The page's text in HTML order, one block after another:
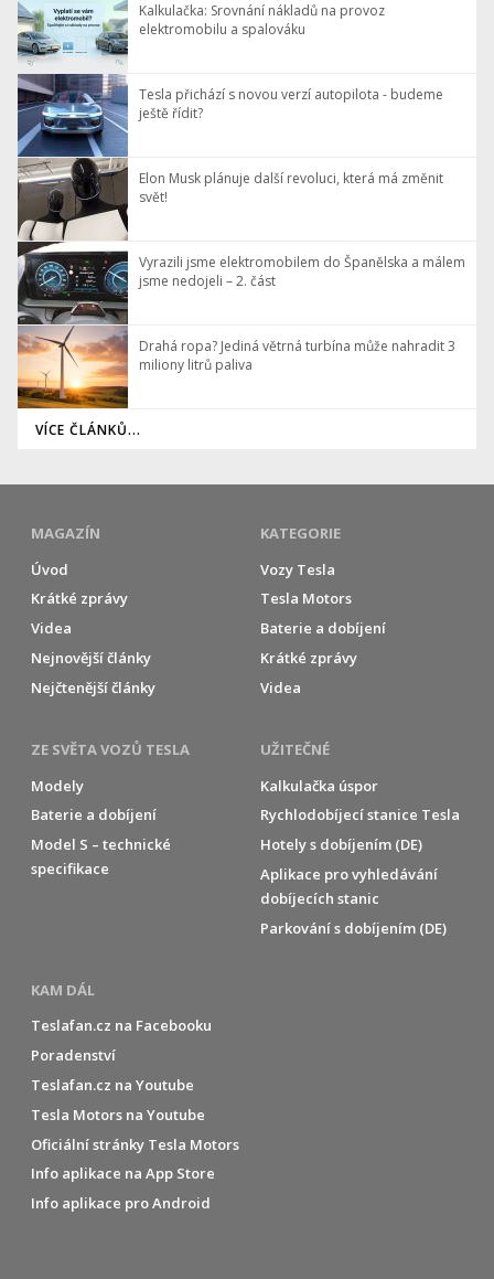
Kalkulačka: Srovnání nákladů na provoz
elektromobilu a spalováku
Tesla přichází s novou verzí autopilota - budeme
ještě řídit?
Elon Musk plánuje další revoluci, která má změnit
svět!
Vyrazili jsme elektromobilem do Španělska a málem
jsme nedojeli – 2. část
Drahá ropa? Jediná větrná turbína může nahradit 3
miliony litrů paliva
VÍCE ČLÁNKŮ...
MAGAZÍN
Úvod
Krátké zprávy
Videa
Nejnovější články
Nejčtenější články
KATEGORIE
Vozy Tesla
Tesla Motors
Baterie a dobíjení
Krátké zprávy
Videa
ZE SVĚTA VOZŮ TESLA
Modely
Baterie a dobíjení
Model S – technické
specifikace
UŽITEČNÉ
Kalkulačka úspor
Rychlodobíjecí stanice Tesla
Hotely s dobíjením (DE)
Aplikace pro vyhledávání
dobíjecích stanic
Parkování s dobíjením (DE)
KAM DÁL
Teslafan.cz na Facebooku
Poradenství
Teslafan.cz na Youtube
Tesla Motors na Youtube
Oficiální stránky Tesla Motors
Info aplikace na App Store
Info aplikace pro Android